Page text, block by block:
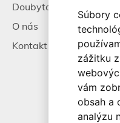
Súbory
zážitku
vám
obsah a
analýzu
Doubytovanie
O nás
Kontakt